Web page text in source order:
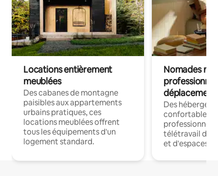
Locations entièrement
meublées
Des cabanes de montagne
paisibles aux appartements
urbains pratiques, ces
locations meublées offrent
tous les équipements d'un
logement standard.
Nomades
déplacement
Des
confortables
professionnels
télétravail
et d'espaces